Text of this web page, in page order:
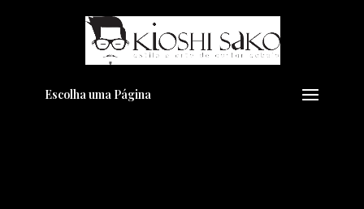
Escolha uma Página
Pensando em transformar seu
Visual??